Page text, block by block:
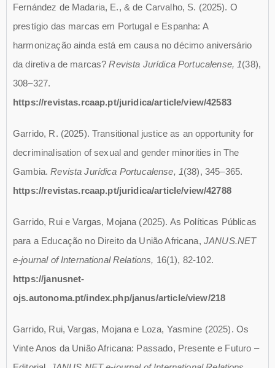
Fernández de Madaria, E., & de Carvalho, S. (2025). O
prestígio das marcas em Portugal e Espanha: A
harmonização ainda está em causa no décimo aniversário
da diretiva de marcas?Revista Jurídica Portucalense, 1(38),
308–327.
https://revistas.rcaap.pt/juridica/article/view/42583
Garrido, R. (2025). Transitional justice as an opportunity for
decriminalisation of sexual and gender minorities in The
Gambia.Revista Jurídica Portucalense, 1(38), 345–365.
https://revistas.rcaap.pt/juridica/article/view/42788
Garrido, Rui e Vargas, Mojana (2025). As Políticas Públicas
para a Educação no Direito da União Africana, JANUS.NET
e-journal of International Relations, 16(1), 82-102.
https://janusnet-
ojs.autonoma.pt/index.php/janus/article/view/218
Garrido, Rui, Vargas, Mojana e Loza, Yasmine (2025). Os
Vinte Anos da União Africana: Passado, Presente e Futuro –